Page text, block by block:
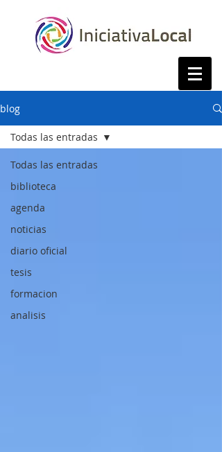
blog
Todas las entradas
biblioteca
agenda
noticias
diario oficial
tesis
formacion
analisis
Todas las entradas